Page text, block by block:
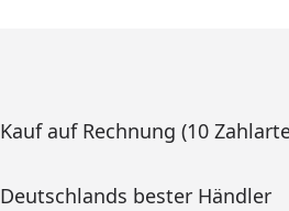
Kauf auf Rechnung (10
Deutschlands bester Händler